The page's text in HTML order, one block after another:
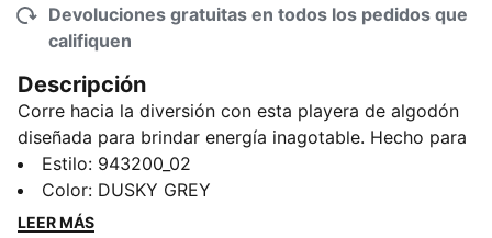
Devoluciones gratuitas en todos los pedidos que
califiquen
Descripción
Corre hacia la diversión con esta playera de algodón
diseñada para brindar energía inagotable. Hecho para
los campeones de preescolar, es suave, transpirable y
perfecto para aventuras activas. Desde la creatividad
en el aula hasta los juegos en el parque, esta prenda
Estilo: 943200_02
Color: DUSKY GREY
LEER MÁS